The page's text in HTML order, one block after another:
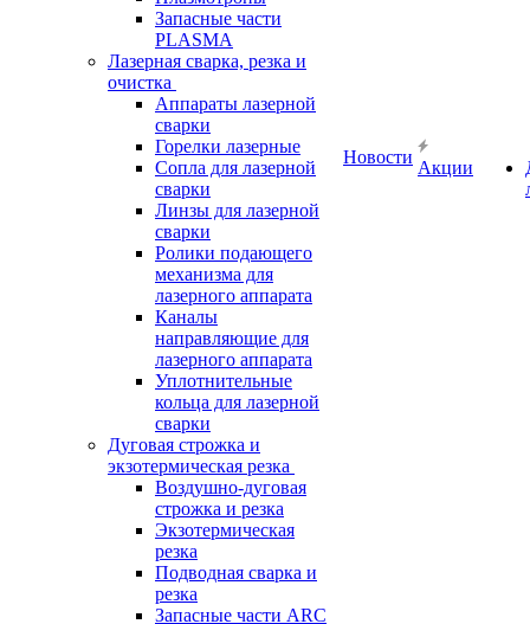
Запасные части
PLASMA
Лазерная сварка, резка и
очистка
Аппараты лазерной
сварки
Горелки лазерные
Сопла для лазерной
сварки
Линзы для лазерной
сварки
Ролики подающего
механизма для
лазерного аппарата
Каналы
направляющие для
лазерного аппарата
Уплотнительные
кольца для лазерной
сварки
Дуговая строжка и
экзотермическая резка
Воздушно-дуговая
строжка и резка
Экзотермическая
резка
Подводная сварка и
резка
Запасные части ARC
Новости
Акции